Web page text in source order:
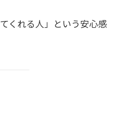
くれる人」という安心感